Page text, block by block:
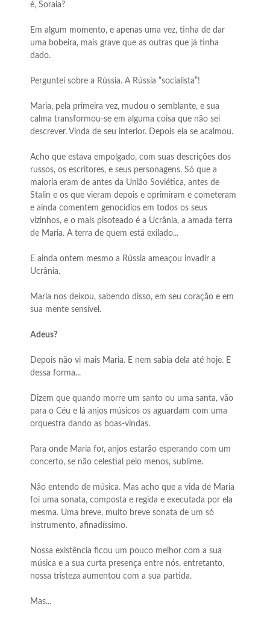
é, Soraia?
Em algum momento, e apenas uma vez, tinha de dar
uma bobeira, mais grave que as outras que já tinha
dado.
Perguntei sobre a Rússia. A Rússia “socialista”!
Maria, pela primeira vez, mudou o semblante, e sua
calma transformou-se em alguma coisa que não sei
descrever. Vinda de seu interior. Depois ela se acalmou.
Acho que estava empolgado, com suas descrições dos
russos, os escritores, e seus personagens. Só que a
maioria eram de antes da União Soviética, antes de
Stalin e os que vieram depois e oprimiram e cometeram
e ainda comentem genocídios em todos os seus
vizinhos, e o mais pisoteado é a Ucrânia, a amada terra
de Maria. A terra de quem está exilado...
E ainda ontem mesmo a Rússia ameaçou invadir a
Ucrânia.
Maria nos deixou, sabendo disso, em seu coração e em
sua mente sensível.
Adeus?
Depois não vi mais Maria. E nem sabia dela até hoje. E
dessa forma...
Dizem que quando morre um santo ou uma santa, vão
para o Céu e lá anjos músicos os aguardam com uma
orquestra dando as boas-vindas.
Para onde Maria for, anjos estarão esperando com um
concerto, se não celestial pelo menos, sublime.
Não entendo de música. Mas acho que a vida de Maria
foi uma sonata, composta e regida e executada por ela
mesma. Uma breve, muito breve sonata de um só
instrumento, afinadíssimo.
Nossa existência ficou um pouco melhor com a sua
música e a sua curta presença entre nós, entretanto,
nossa tristeza aumentou com a sua partida.
Mas...